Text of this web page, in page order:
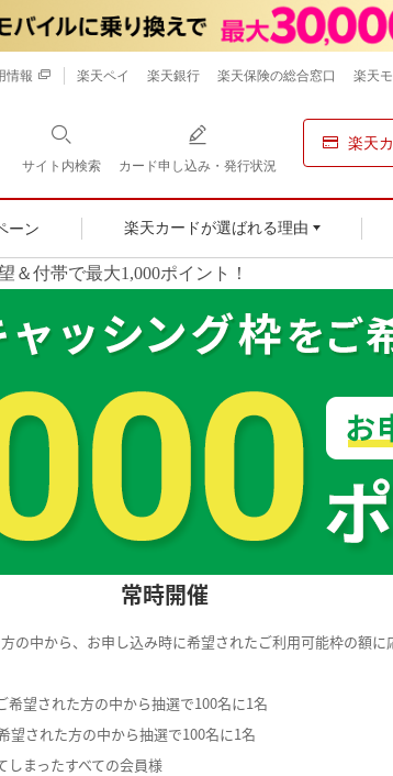
情報 楽天ペイ 楽天銀行 楽天保険の総合窓口 楽天
サイト内検索 カード申し込み・発行状況
楽天
ーン 楽天カードが選ばれる理由
＆付帯で最大1,000ポイント！
常時開催
の中から、お申し込み時に希望されたご利用可能枠の額に
希望された方の中から抽選で100名に1名
望された方の中から抽選で100名に1名
しまったすべての会員様